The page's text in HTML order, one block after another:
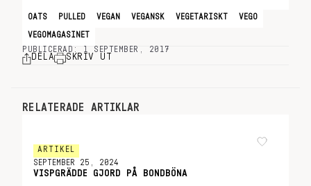
OATS PULLED VEGAN VEGANSK VEGETARISKT VEGO
VEGOMAGASINET
PUBLICERAD: 1 SEPTEMBER, 2017
DELA SKRIV UT
RELATERADE ARTIKLAR
ARTIKEL
SEPTEMBER 25, 2024
VISPGRÄDDE GJORD PÅ BONDBÖNA